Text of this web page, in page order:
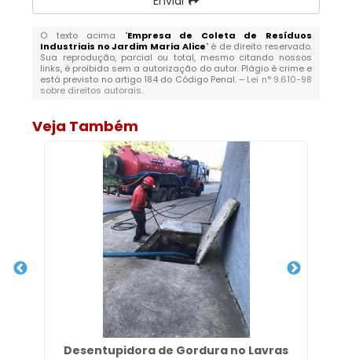
O texto acima "Empresa de Coleta de Resíduos
Industriais no Jardim Maria Alice" é de direito reservado.
Sua reprodução, parcial ou total, mesmo citando nossos
links, é proibida sem a autorização do autor. Plágio é crime e
está previsto no artigo 184 do Código Penal. – Lei n° 9.610-98
sobre direitos autorais.
Veja Também
Desentupidora de Gordura no Lavras